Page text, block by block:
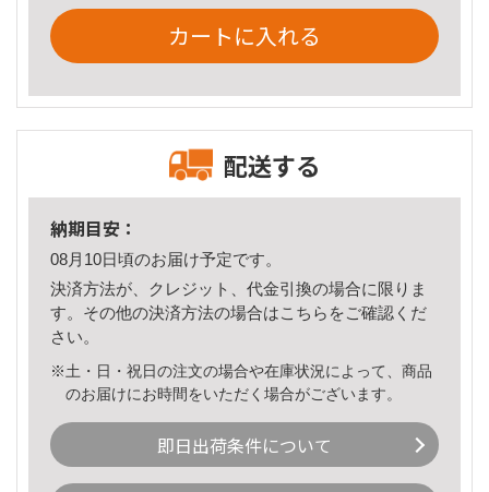
カートに入れる
配送する
納期目安：
08月10日頃のお届け予定です。
決済方法が、クレジット、代金引換の場合に限りま
す。その他の決済方法の場合はこちら をご確認くだ
さい。
※土・日・祝日の注文の場合や在庫状況によって、商品
のお届けにお時間をいただく場合がございます。
即日出荷条件について